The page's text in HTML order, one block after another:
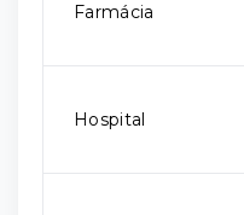
Farmácia
Hospital